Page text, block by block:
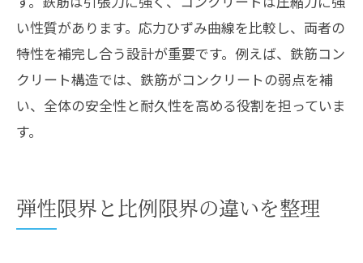
い性質があります。応力ひずみ曲線を比較し、両者の
特性を補完し合う設計が重要です。例えば、鉄筋コン
クリート構造では、鉄筋がコンクリートの弱点を補
い、全体の安全性と耐久性を高める役割を担っていま
す。
弾性限界と比例限界の違いを整理